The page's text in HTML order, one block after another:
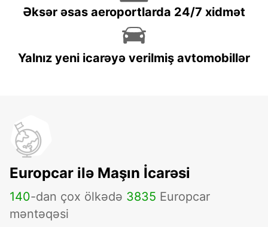
Əksər əsas aeroportlarda 24/7 xidmət
Yalnız yeni icarəyə verilmiş avtomobillər
Europcar ilə Maşın İcarəsi
140-dan çox ölkədə 3835 Europcar
məntəqəsi